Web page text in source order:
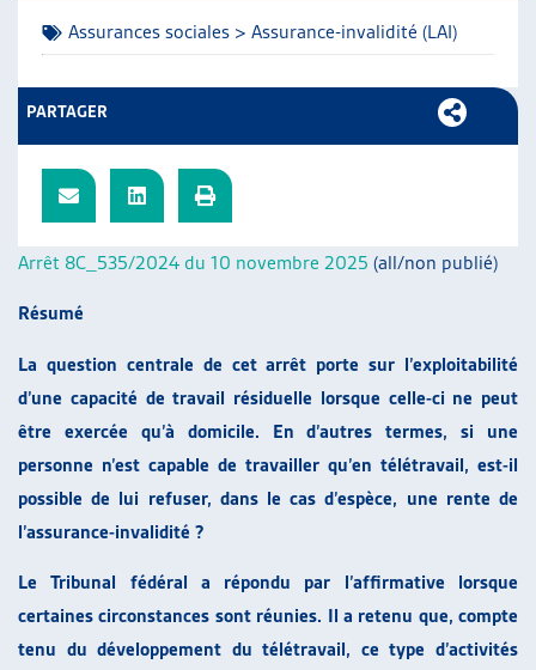
Arrêt 8C_535/2024 du 10 novembre 2025 (all/non publié)
Résumé
La question centrale de cet arrêt porte sur l’exploitabilité
d’une capacité de travail résiduelle lorsque celle-ci ne peut
être exercée qu’à domicile. En d’autres termes, si une
personne n’est capable de travailler qu’en télétravail, est-il
possible de lui refuser, dans le cas d’espèce, une rente de
l’assurance-invalidité ?
Le Tribunal fédéral a répondu par l’affirmative lorsque
certaines circonstances sont réunies. Il a retenu que, compte
tenu du développement du télétravail, ce type d’activités
Assurances sociales > Assurance-invalidité (LAI)
PARTAGER